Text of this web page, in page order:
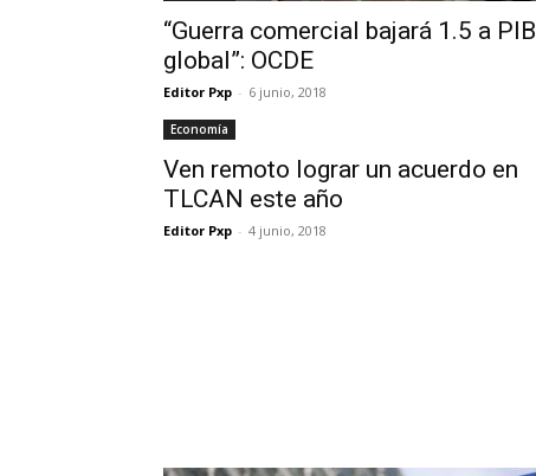
“Guerra comercial bajará 1.5 a PIB
global”: OCDE
Editor Pxp - 6 junio, 2018
Economía
Ven remoto lograr un acuerdo en
TLCAN este año
Editor Pxp - 4 junio, 2018